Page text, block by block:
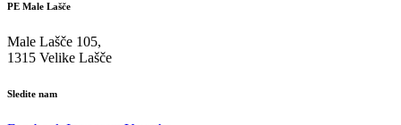
PE Male Lašče
Male Lašče 105,
1315 Velike Lašče
Sledite nam